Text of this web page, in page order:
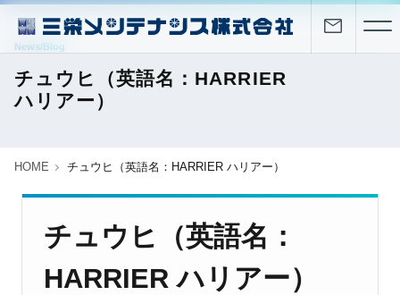
News/Blog
チュウヒ（英語名：HARRIER
ハリアー）
HOME チュウヒ（英語名：HARRIER ハリアー）
チュウヒ（英語名：
HARRIER ハリアー）